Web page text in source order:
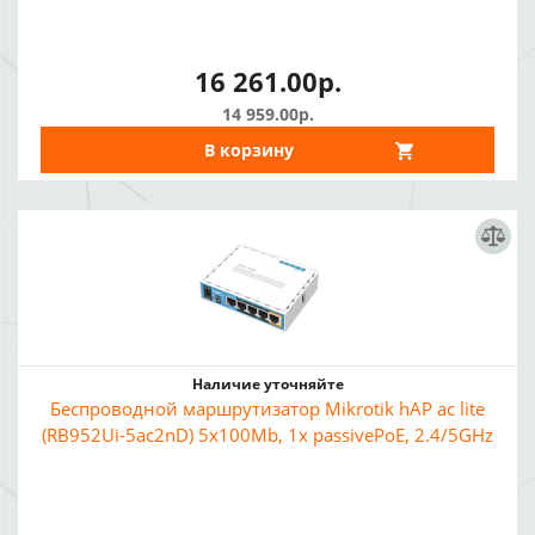
16 261.00р.
14 959.00р.
В корзину
Наличие уточняйте
Беспроводной маршрутизатор Mikrotik hAP ac lite
(RB952Ui-5ac2nD) 5x100Mb, 1x passivePoE, 2.4/5GHz